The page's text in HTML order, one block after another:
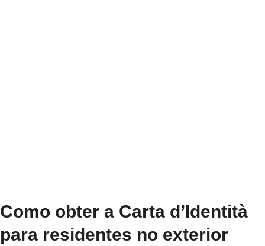
Como obter a Carta d’Identità
para residentes no exterior